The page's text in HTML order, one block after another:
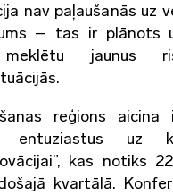
nav paļaušanās uz
– tas ir plānots
jaunus
reģions aicina
entuziastus uz
kas notiks
kvartālā.